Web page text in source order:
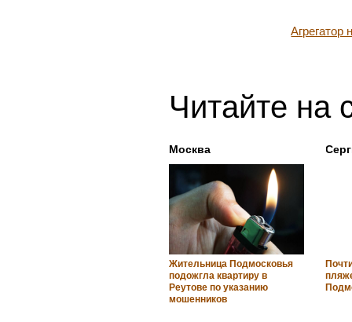
Читайте на
Москва
Жительница Подмосковья
подожгла квартиру в
Реутове по указанию
мошенников